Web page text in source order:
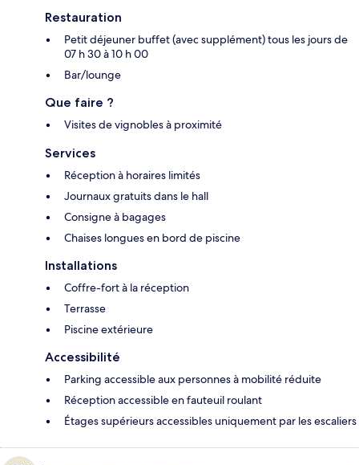
Restauration
Petit déjeuner buffet (avec supplément) tous les jours de
07 h 30 à 10 h 00
Bar/lounge
Que faire ?
Visites de vignobles à proximité
Services
Réception à horaires limités
Journaux gratuits dans le hall
Consigne à bagages
Chaises longues en bord de piscine
Installations
Coffre-fort à la réception
Terrasse
Piscine extérieure
Accessibilité
Parking accessible aux personnes à mobilité réduite
Réception accessible en fauteuil roulant
Étages supérieurs accessibles uniquement par les escaliers